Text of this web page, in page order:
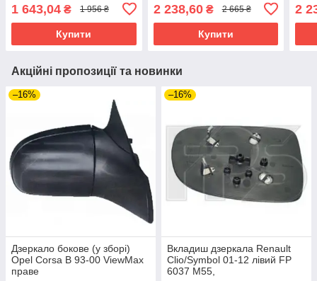
1 643,04 ₴ 1 956 ₴
Купити
2 238,60₴ 2 665 ₴
Купити
2
Акційні пропозиції та новинки
–16%
Дзеркало бокове (у зборі)
Opel Corsa B 93-00 ViewMax
праве
–16%
Вкладиш дзеркала Renault
Clio/Symbol 01-12 лівий FP
6037 M55,